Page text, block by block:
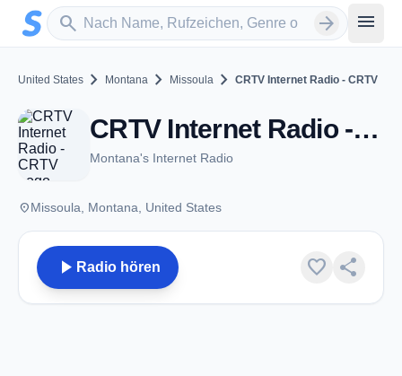
Zum Hauptinhalt springen
search
Sender suchen arrow_forward menu
United States chevron_right Montana chevron_right Missoula chevron_right CRTV Internet Radio - CRTV
CRTV Internet Radio - CRTV - Missoula, MT
Montana's Internet Radio
placeMissoula, Montana, United States
play_arrow Radio hören favorite share